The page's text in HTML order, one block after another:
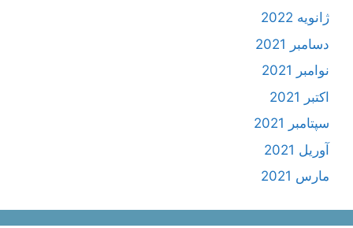
ژانویه 2022
دسامبر 2021
نوامبر 2021
اکتبر 2021
سپتامبر 2021
آوریل 2021
مارس 2021